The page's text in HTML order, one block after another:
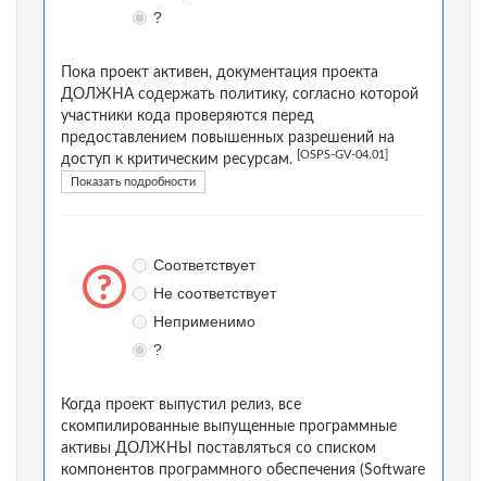
?
Пока проект активен, документация проекта
ДОЛЖНА содержать политику, согласно которой
участники кода проверяются перед
предоставлением повышенных разрешений на
доступ к критическим ресурсам.
[OSPS-GV-04.01]
Показать подробности
Соответствует
Не соответствует
Неприменимо
?
Когда проект выпустил релиз, все
скомпилированные выпущенные программные
активы ДОЛЖНЫ поставляться со списком
компонентов программного обеспечения (Software